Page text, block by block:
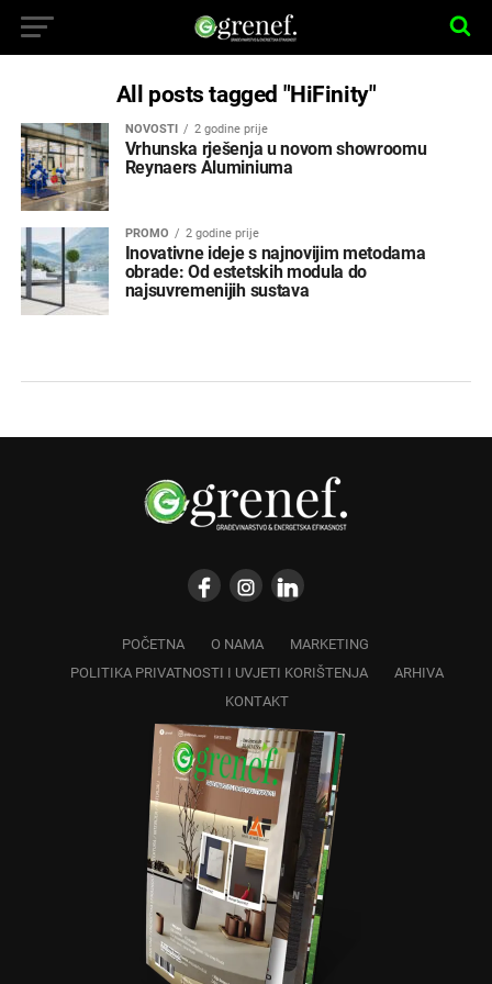
All posts tagged "HiFinity"
NOVOSTI 2 godine prije
Vrhunska rješenja u novom showroomu
Reynaers Aluminiuma
PROMO 2 godine prije
Inovativne ideje s najnovijim metodama
obrade: Od estetskih modula do
najsuvremenijih sustava
POČETNA O NAMA
MARKETING
POLITIKA PRIVATNOSTI I UVJETI KORIŠTENJA
ARHIVA
KONTAKT